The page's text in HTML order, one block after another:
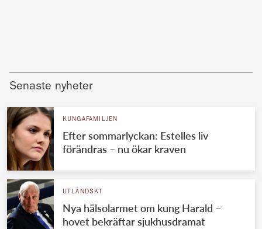
Senaste nyheter
KUNGAFAMILJEN
Efter sommarlyckan: Estelles liv
förändras – nu ökar kraven
UTLÄNDSKT
Nya hälsolarmet om kung Harald –
hovet bekräftar sjukhusdramat